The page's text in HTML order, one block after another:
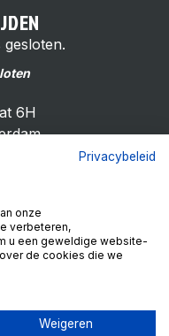
gesloten.
6H
Privacybeleid
onze
verbeteren,
u een geweldige website-
de cookies die we
Weigeren